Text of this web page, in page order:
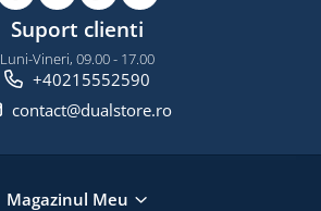
Suport clienti
Luni-Vineri, 09.00 - 17.00
+40215552590
contact@dualstore.ro
Magazinul Meu